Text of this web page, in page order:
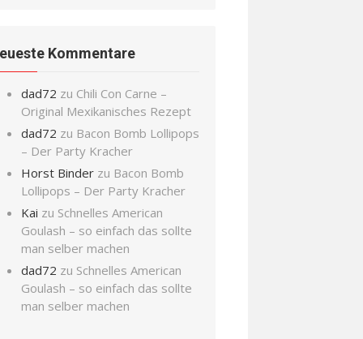
Kommentare
dad72 zu Chili Con Carne –
Original Mexikanisches Rezept
dad72 zu Bacon Bomb Lollipops
– Der Party Kracher
Horst Binder zu Bacon Bomb
Lollipops – Der Party Kracher
Kai zu Schnelles American
Goulash – so einfach das sollte
man selber machen
dad72 zu Schnelles American
Goulash – so einfach das sollte
man selber machen